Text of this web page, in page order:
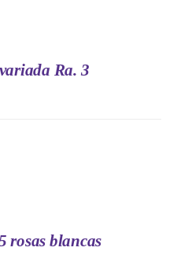
Ra. 3
rosas blancas